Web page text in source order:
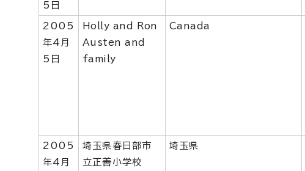
5日
2005
年4月
5日
Holly and Ron
Austen and
family
Canada
2005
年4月
埼玉県春日部市
立正善小学校
埼玉県